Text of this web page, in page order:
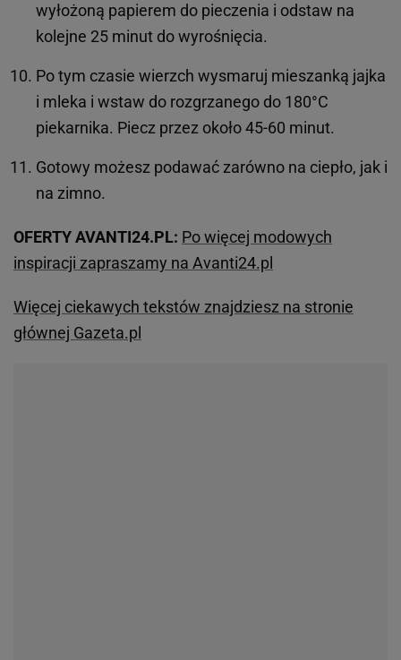
wyłożoną papierem do pieczenia i odstaw na
kolejne 25 minut do wyrośnięcia.
Po tym czasie wierzch wysmaruj mieszanką jajka
i mleka i wstaw do rozgrzanego do 180°C
piekarnika. Piecz przez około 45-60 minut.
Gotowy możesz podawać zarówno na ciepło, jak i
na zimno.
OFERTY AVANTI24.PL: Po więcej modowych
inspiracji zapraszamy na Avanti24.pl
Więcej ciekawych tekstów znajdziesz na stronie
głównej Gazeta.pl